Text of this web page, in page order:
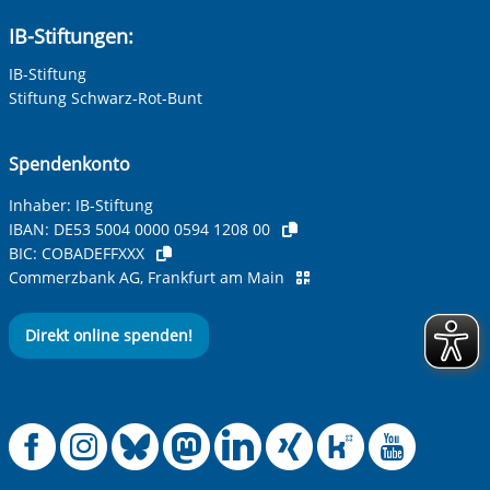
Betreff ihrer Anfrage
Ihre Nachricht
Anti-Roboter-Verifizierung
Alle Informationen zum Schutz der Daten sind sind in
unserer Datenschutzerklärung aufrufbar.
IB-Stiftungen:
IB-Stiftung
Stiftung Schwarz-Rot-Bunt
Spendenkonto
Inhaber: IB-Stiftung
IBAN: DE53 5004 0000 0594 1208 00
BIC: COBADEFFXXX
Commerzbank AG, Frankfurt am Main
Direkt online spenden!
Offizielle
Offizielle
Offizielle
Offizielle
Offizielle